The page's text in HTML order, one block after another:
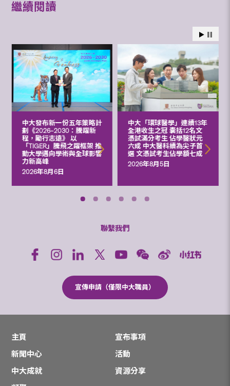
繼續閱讀
中大發布新一份五年策略計
劃《2026‒2030：騰躍新
程，勵行志遠》 以
「TIGER」騰飛之躍框架 推
動大學邁向學術與全球影響
力新高峰
2026年8月6日
中大「環球醫學」連續13年
全港收生之冠 囊括12名文
憑試滿分考生 佔學醫狀元
六成 中大醫科續為尖子首
選 文憑試考生佔學額七成
2026年8月5日
聯繫我們
宣傳申請（僅限中大職員）
主頁
宣布事項
新聞中心
活動
中大成就
資源分享